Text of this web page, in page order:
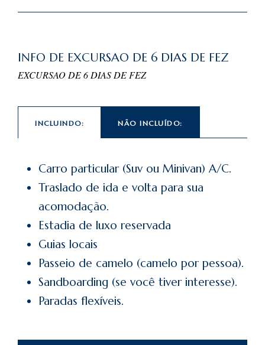
INFO DE EXCURSAO DE 6 DIAS DE FEZ
EXCURSAO DE 6 DIAS DE FEZ
INCLUINDO: NÃO INCLUÍDO:
Carro particular (Suv ou Minivan) A/C.
Traslado de ida e volta para sua
acomodação.
Estadia de luxo reservada
Guias locais
Passeio de camelo (camelo por pessoa).
Sandboarding (se você tiver interesse).
Paradas flexíveis.